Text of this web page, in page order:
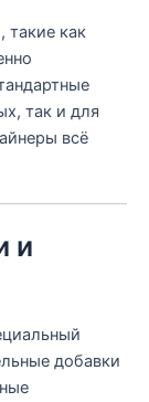
такие как
так и для
всё
и
добавки